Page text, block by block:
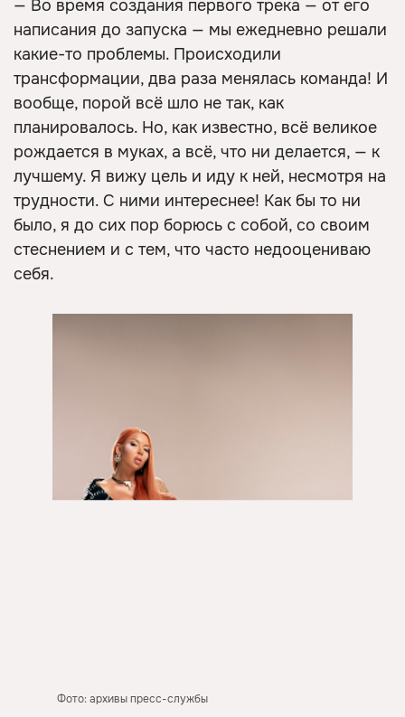
— Во время создания первого трека — от его
написания до запуска — мы ежедневно решали
какие-то проблемы. Происходили
трансформации, два раза менялась команда! И
вообще, порой всё шло не так, как
планировалось. Но, как известно, всё великое
рождается в муках, а всё, что ни делается, — к
лучшему. Я вижу цель и иду к ней, несмотря на
трудности. С ними интереснее! Как бы то ни
было, я до сих пор борюсь с собой, со своим
стеснением и с тем, что часто недооцениваю
себя.
Фото: архивы пресс-службы